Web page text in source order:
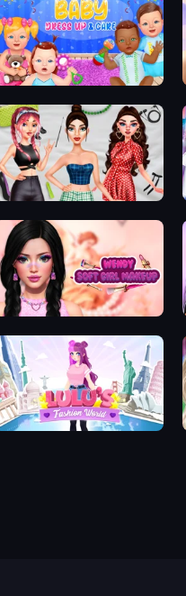
Baby Dress Up
Brat Girl Summer
Wendy Soft Girl Makeup
Lulu's Fashion World